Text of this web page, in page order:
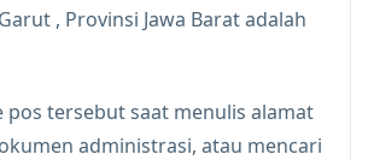
, Provinsi Jawa Barat adalah
pos tersebut saat menulis alamat
administrasi, atau mencari